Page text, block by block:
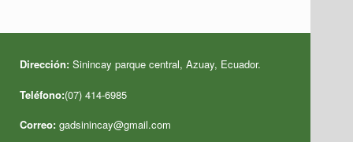
Dirección: Sinincay parque central, Azuay, Ecuador.
Teléfono:(07) 414-6985
Correo: gadsinincay@gmail.com